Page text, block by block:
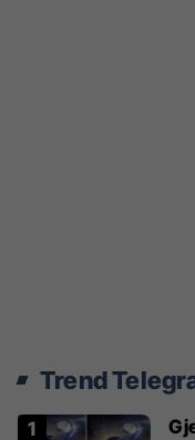
Trend